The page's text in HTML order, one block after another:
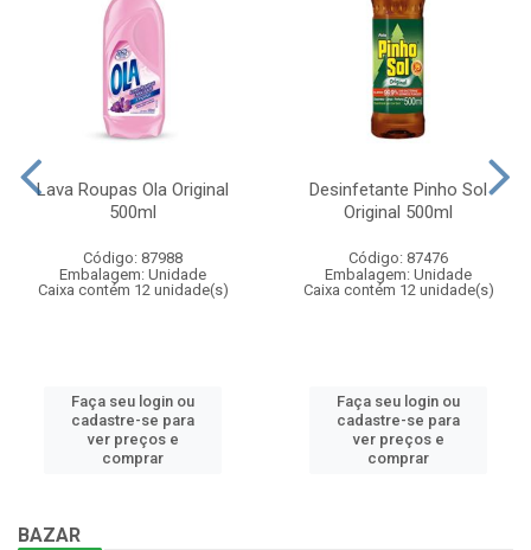
Lava Roupas Ola Original
500ml
Código: 87988
Embalagem: Unidade
Caixa contém 12 unidade(s)
Faça seu login ou
cadastre-se para
ver preços e
comprar
Desinfetante Pinho Sol
Original 500ml
Código: 87476
Embalagem: Unidade
Caixa contém 12 unidade(s)
Faça seu login ou
cadastre-se para
ver preços e
comprar
BAZAR